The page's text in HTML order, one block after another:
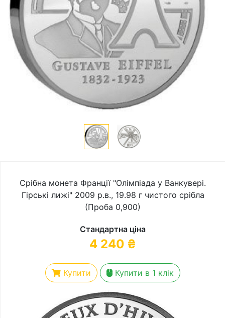
Срібна монета Франції "Олімпіада у Ванкувері.
Гірські лижі" 2009 р.в., 19.98 г чистого срібла
(Проба 0,900)
Стандартна ціна
4 240 ₴
Купити Купити в 1 клік